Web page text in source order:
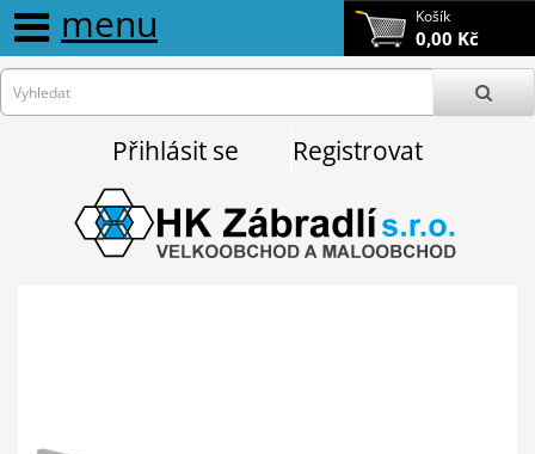
Košík
0,00 Kč
menu
Přihlásit se Registrovat